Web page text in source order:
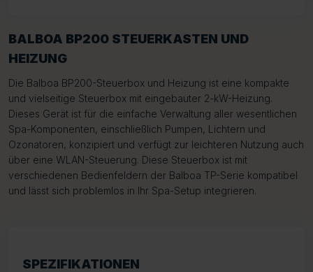
BALBOA BP200 STEUERKASTEN UND
HEIZUNG
Die Balboa BP200-Steuerbox und Heizung ist eine kompakte
und vielseitige Steuerbox mit eingebauter 2-kW-Heizung.
Dieses Gerät ist für die einfache Verwaltung aller wesentlichen
Spa-Komponenten, einschließlich Pumpen, Lichtern und
Ozonatoren, konzipiert und verfügt zur leichteren Nutzung auch
über eine WLAN-Steuerung. Diese Steuerbox ist mit
verschiedenen Bedienfeldern der Balboa TP-Serie kompatibel
und lässt sich problemlos in Ihr Spa-Setup integrieren.
SPEZIFIKATIONEN